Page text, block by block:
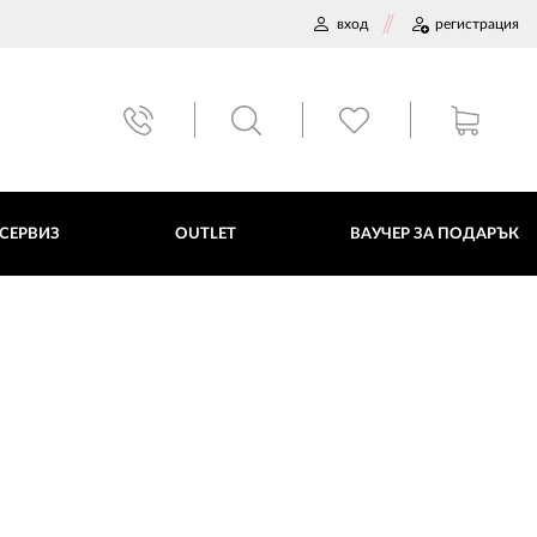
вход регистрация
OUTLET ВАУЧЕР ЗА ПОДАРЪК